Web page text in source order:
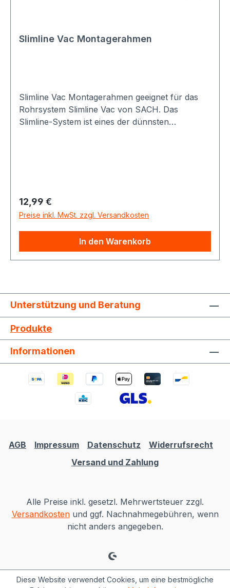
Slimline Vac Montagerahmen
Slimline Vac Montagerahmen geeignet für das
Rohrsystem Slimline Vac von SACH. Das
Slimline-System ist eines der dünnsten
Regulärer Preis:
12,99 €
Preise inkl. MwSt. zzgl. Versandkosten
In den Warenkorb
Unterstützung und Beratung
Produkte
Informationen
AGB Impressum Datenschutz
Widerrufsrecht
Versand und Zahlung
Alle Preise inkl. gesetzl. Mehrwertsteuer zzgl.
Versandkostenund ggf. Nachnahmegebühren, wenn
nicht anders angegeben.
Diese Website verwendet Cookies, um eine bestmögliche